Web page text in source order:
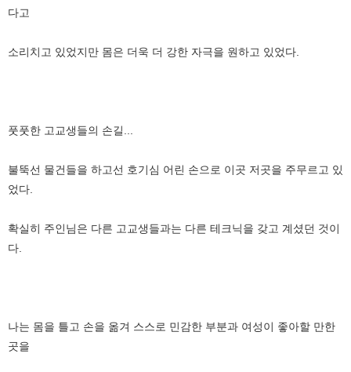
다고
소리치고 있었지만 몸은 더욱 더 강한 자극을 원하고 있었다.
풋풋한 고교생들의 손길...
불뚝선 물건들을 하고선 호기심 어린 손으로 이곳 저곳을 주무르고 있
었다.
확실히 주인님은 다른 고교생들과는 다른 테크닉을 갖고 계셨던 것이
다.
나는 몸을 틀고 손을 옮겨 스스로 민감한 부분과 여성이 좋아할 만한
곳을